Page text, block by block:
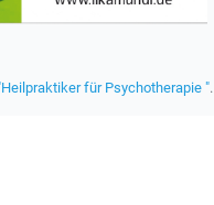
für Psychotherapie ".